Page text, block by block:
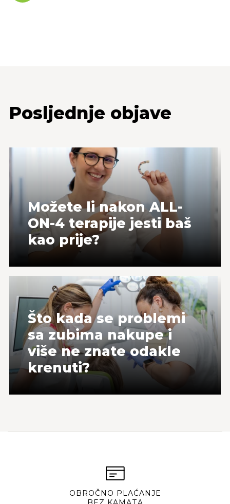
Posljednje objave
Možete li nakon ALL-
ON-4 terapije jesti baš
kao prije?
Što kada se problemi
sa zubima nakupe i
više ne znate odakle
krenuti?
OBROČNO PLAĆANJE